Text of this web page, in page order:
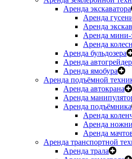
Аренда экскаватора
Аренда
Аренда
Аренда мини-
Аренда
Аренда бульдозера
Аренда
Аренда ямобура
Аренда подъёмной
Аренда автокрана
Аренда
Аренда подъёмника
Аренда
Аренда
Аренда
Аренда транспортной
Аренда трала